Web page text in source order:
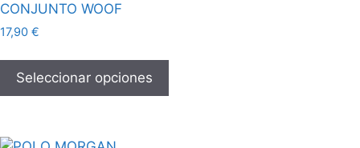
CONJUNTO WOOF
17,90 €
Seleccionar opciones